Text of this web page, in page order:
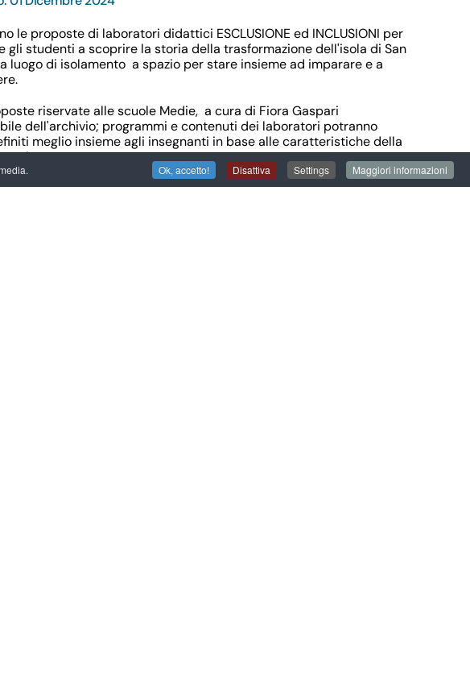
Ok, accetto! Disattiva Settings Maggiori informazioni
le proposte di laboratori didattici ESCLUSIONE ed INCLUSIONI per
gli studenti a scoprire la storia della trasformazione dell'isola di San
luogo di isolamento a spazio per stare insieme ad imparare e a
riservate alle scuole Medie, a cura di Fiora Gaspari
dell'archivio; programmi e contenuti dei laboratori potranno
meglio insieme agli insegnanti in base alle caratteristiche della
didattici